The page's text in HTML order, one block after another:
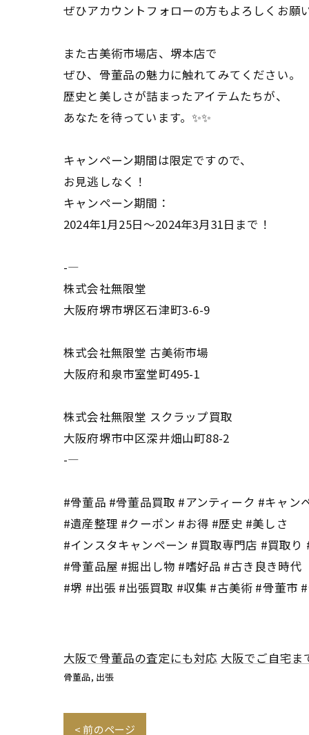
ぜひアカウントフォローの方もよろしくお願
また古美術市場店、堺本店で
ぜひ、骨董品の魅力に触れてみてください。
歴史と美しさが詰まったアイテムたちが、
あなたを待っています。✨✨
キャンペーン期間は限定ですので、
お見逃しなく！
キャンペーン期間：
2024年1月25日〜2024年3月31日まで！
-—
株式会社無限堂
大阪府堺市堺区石津町3-6-9
株式会社無限堂 古美術市場
大阪府和泉市室堂町495-1
株式会社無限堂 スクラップ買取
大阪府堺市中区深井畑山町88-2
-—
#骨董品 #骨董品買取 #アンティーク #キャン
#遺産整理 #クーポン #お得 #歴史 #美しさ
#インスタキャンペーン #買取専門店 #買取り
#骨董品屋 #掘出し物 #嗜好品 #古き良き時代
#堺 #出張 #出張買取 #収集 #古美術 #骨董市
大阪で骨董品の査定にも対応 大阪でご自宅ま
骨董品 出張
< 前のページ